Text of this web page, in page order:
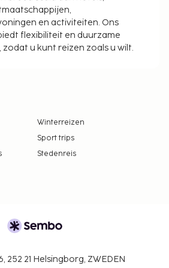
en activiteiten. Ons
flexibiliteit en duurzame
zodat u kunt reizen zoals u wilt.
Winterreizen
Sport trips
Stedenreis
252 21 Helsingborg, ZWEDEN